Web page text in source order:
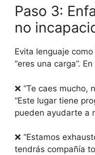
Paso 3:
no
Evita lenguaje
“eres una carga”.
❌ “Te caes mucho,
“Este lugar tiene
pueden ayudarte a
❌ “Estamos
tendrás compañía